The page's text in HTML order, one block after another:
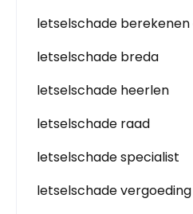
letselschade berekenen
letselschade breda
letselschade heerlen
letselschade raad
letselschade specialist
letselschade